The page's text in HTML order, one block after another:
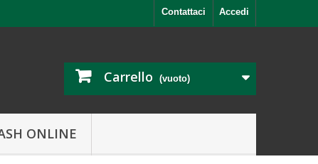
Accedi
Contattaci
Carrello (vuoto)
ONLINE